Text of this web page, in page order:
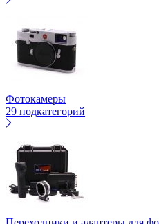
Фотокамеры
29 подкатегорий